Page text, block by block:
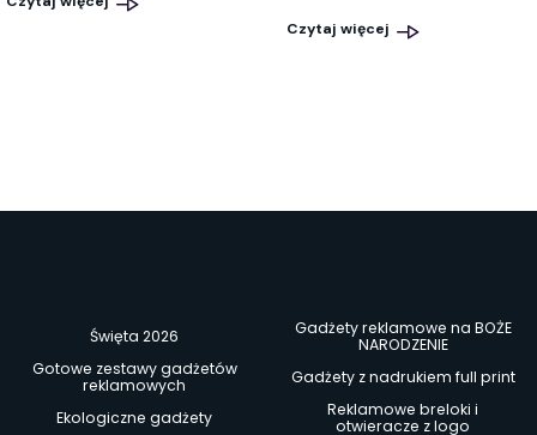
Czytaj więcej
Święta 2026
Gadżety reklamowe na BOŻE
NARODZENIE
Gotowe zestawy gadżetów
reklamowych
Gadżety z nadrukiem full print
Ekologiczne gadżety
Reklamowe breloki i
otwieracze z logo